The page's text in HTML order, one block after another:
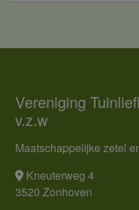
Vereniging
v.z.w
Maatschappelijke zetel
Kneuterweg 4
3520 Zonhoven